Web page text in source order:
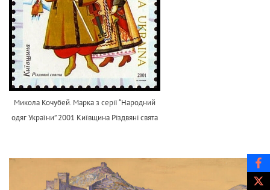
Микола Кочубей. Марка з серії “Народний
одяг України” 2001 Київщина Різдвяні свята